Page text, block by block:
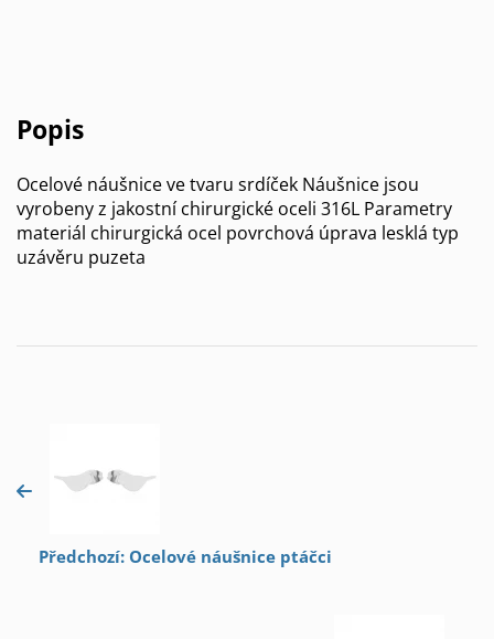
Popis
Ocelové náušnice ve tvaru srdíček Náušnice jsou
vyrobeny z jakostní chirurgické oceli 316L Parametry
materiál chirurgická ocel povrchová úprava lesklá typ
uzávěru puzeta
Předchozí: Ocelové náušnice ptáčci